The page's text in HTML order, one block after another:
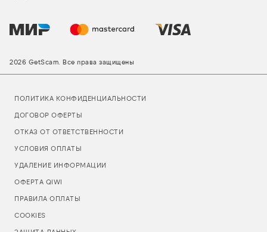
2026 GetScam. Все права защищены
ПОЛИТИКА КОНФИДЕНЦИАЛЬНОСТИ
ДОГОВОР ОФЕРТЫ
ОТКАЗ ОТ ОТВЕТСТВЕННОСТИ
УСЛОВИЯ ОПЛАТЫ
УДАЛЕНИЕ ИНФОРМАЦИИ
ОФЕРТА QIWI
ПРАВИЛА ОПЛАТЫ
COOKIES